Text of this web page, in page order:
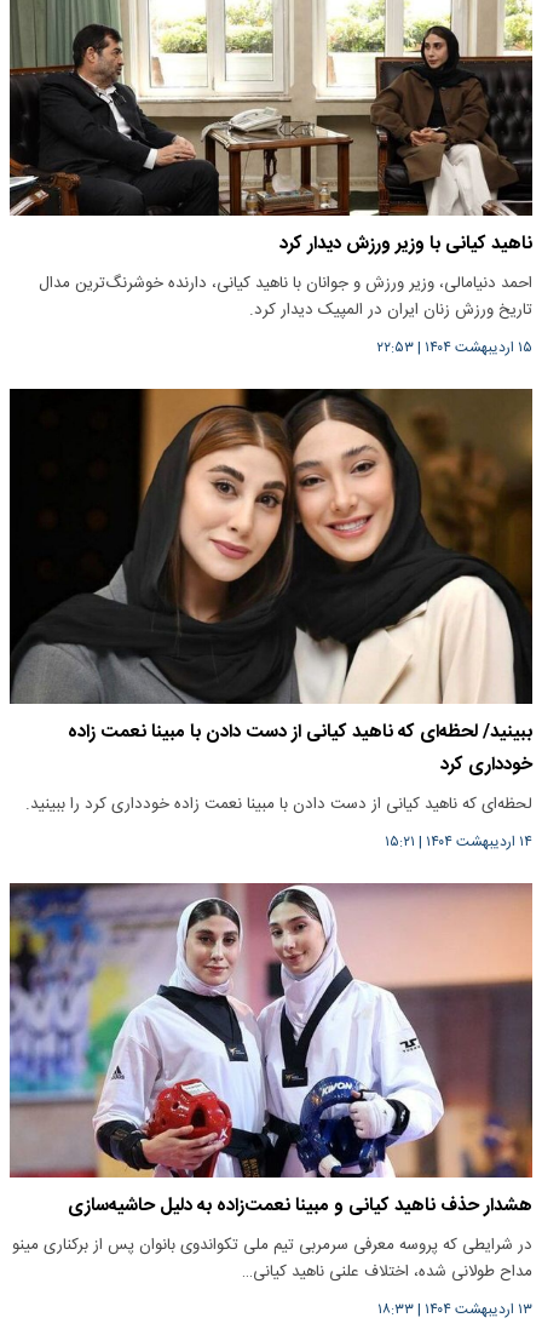
ناهید کیانی با وزیر ورزش دیدار کرد
احمد دنیامالی، وزیر ورزش و جوانان با ناهید کیانی، دارنده خوشرنگ‌ترین مدال
تاریخ ورزش زنان ایران در المپیک دیدار کرد.
۱۵ اردیبهشت ۱۴۰۴ |۲۲:۵۳
ببینید/ لحظه‌ای که ناهید کیانی از دست دادن با مبینا نعمت‌ زاده
خودداری کرد
لحظه‌ای که ناهید کیانی از دست دادن با مبینا نعمت‌ زاده خودداری کرد را ببینید.
۱۴ اردیبهشت ۱۴۰۴ | ۱۵:۲۱
هشدار حذف ناهید کیانی و مبینا نعمت‌زاده به دلیل حاشیه‌سازی‌
در شرایطی که پروسه معرفی سرمربی تیم ملی تکواندوی بانوان پس از برکناری مینو
مداح طولانی شده، اختلاف علنی ناهید کیانی…
۱۳ اردیبهشت ۱۴۰۴ |۱۸:۳۳